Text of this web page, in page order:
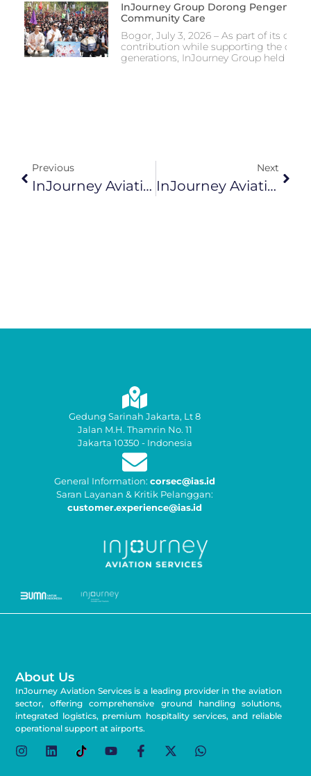
InJourney Group Dorong
Community Care
Bogor, July 3, 2026 – As part of its
contribution while supporting the
generations, InJourney Group held the
Previous
InJourney Aviation Services Join Event IATA World Cargo Symposium 2024
Next
InJourney Aviation Services (IAS) Mengadakan Acara Berbuka Puasa Bersama Seluruh Tim Communication InJourney Group
Gedung Sarinah Jakarta, Lt 8
Jalan M.H. Thamrin No. 11
Jakarta 10350 - Indonesia
General Information:corsec@ias.id
Saran Layanan & Kritik Pelanggan:
customer.experience@ias.id
About Us
InJourney Aviation Services is a leading provider in the aviation
sector, offering comprehensive ground handling solutions,
integrated logistics, premium hospitality services, and reliable
operational support at airports.